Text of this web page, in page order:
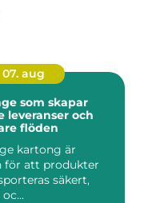
07. aug
som skapar
leveranser och
flöden
kartong är
för att produkter
säkert,